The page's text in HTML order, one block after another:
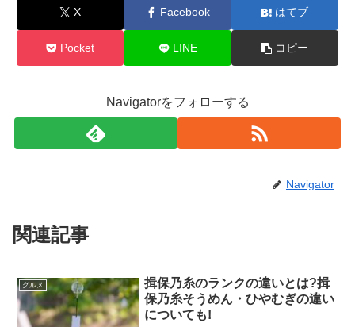
X Facebook はてブ
Pocket LINE コピー
Navigatorをフォローする
Navigator
関連記事
グルメ
揖保乃糸のランクの違いとは?揖
保乃糸そうめん・ひやむぎの違い
についても!